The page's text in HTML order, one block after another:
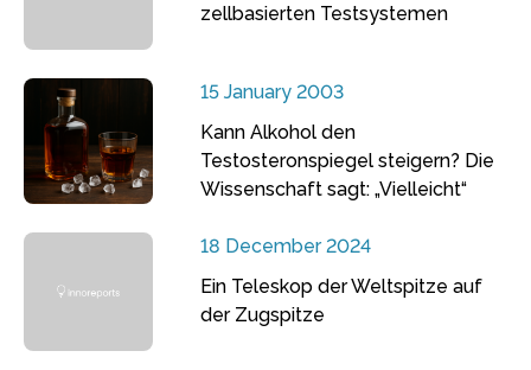
zellbasierten Testsystemen
15 January 2003
Kann Alkohol den
Testosteronspiegel steigern? Die
Wissenschaft sagt: „Vielleicht“
18 December 2024
Ein Teleskop der Weltspitze auf
der Zugspitze